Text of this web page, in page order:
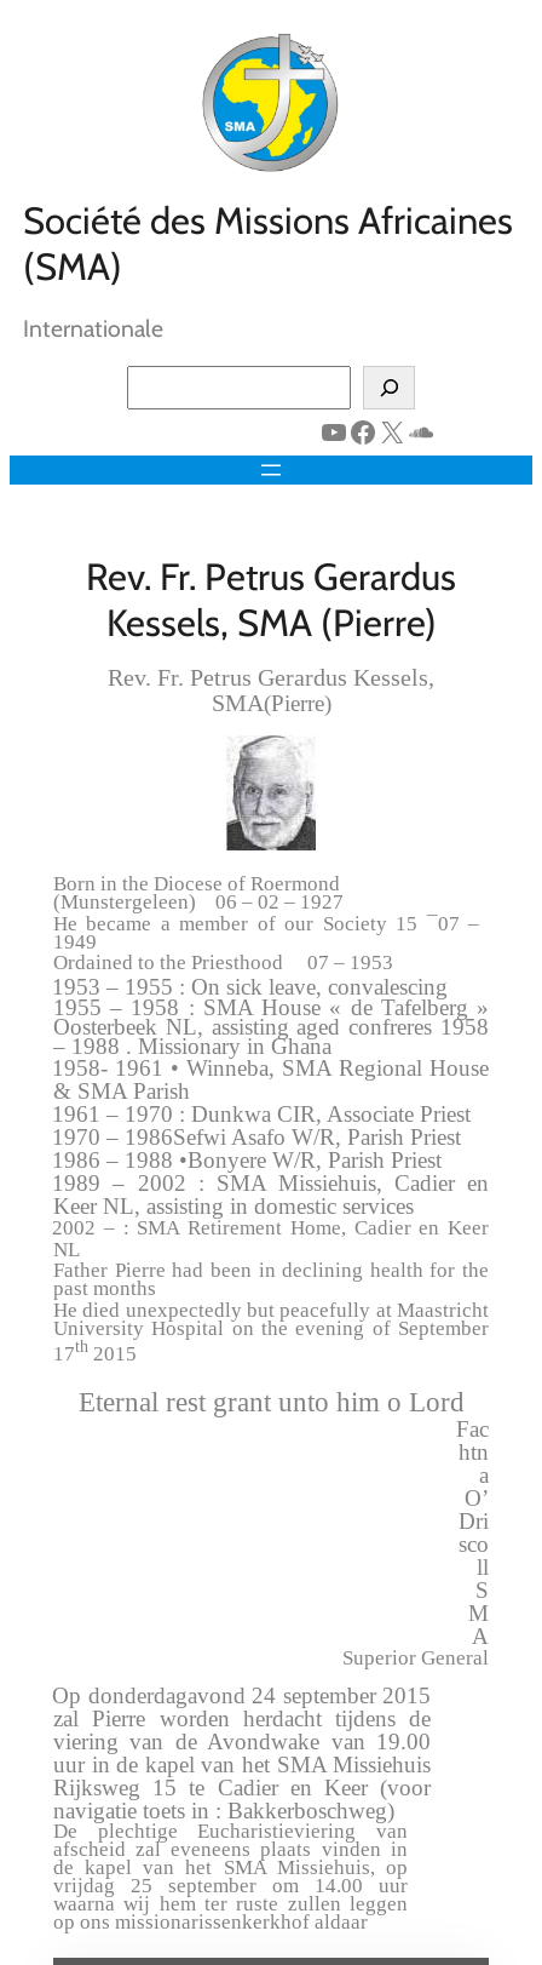
Société des Missions Africaines
(SMA)
Internationale
YouTube
Facebook
X
Rev. Fr. Petrus Gerardus
Kessels, SMA (Pierre)
Rev. Fr. Petrus Gerardus Kessels,
SMA(Pierre)
Born in the Diocese of Roermond
(Munstergeleen) 06 – 02 – 1927
He became a member of our Society 15 ¯07 –
1949
Ordained to the Priesthood 07 – 1953
1953 – 1955 : On sick leave, convalescing
1955 – 1958 : SMA House « de Tafelberg »
Oosterbeek NL, assisting aged confreres 1958
– 1988 . Missionary in Ghana
1958- 1961 • Winneba, SMA Regional House
& SMA Parish
1961 – 1970 : Dunkwa CIR, Associate Priest
1970 – 1986Sefwi Asafo W/R, Parish Priest
1986 – 1988 •Bonyere W/R, Parish Priest
1989 – 2002 : SMA Missiehuis, Cadier en
Keer NL, assisting in domestic services
2002 – : SMA Retirement Home, Cadier en Keer
NL
Father Pierre had been in declining health for the
past months
He died unexpectedly but peacefully at Maastricht
University Hospital on the evening of September
17th 2015
Eternal rest grant unto him o Lord
Fac
htn
a
O’
Dri
sco
ll
S
M
A
Superior General
Op donderdagavond 24 september 2015
zal Pierre worden herdacht tijdens de
viering van de Avondwake van 19.00
uur in de kapel van het SMA Missiehuis
Rijksweg 15 te Cadier en Keer (voor
navigatie toets in : Bakkerboschweg)
De plechtige Eucharistieviering van
afscheid zal eveneens plaats vinden in
de kapel van het SMA Missiehuis, op
vrijdag 25 september om 14.00 uur
waarna wij hem ter ruste zullen leggen
op ons missionarissenkerkhof aldaar